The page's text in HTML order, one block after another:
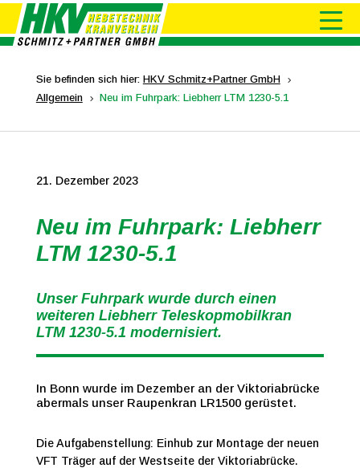
Sie befinden sich hier: HKV Schmitz+Partner GmbH 5
Allgemein 5 Neu im Fuhrpark: Liebherr LTM 1230-5.1
21. Dezember 2023
Neu im Fuhrpark: Liebherr
LTM 1230-5.1
Unser Fuhrpark wurde durch einen
weiteren Liebherr Teleskopmobilkran
LTM 1230-5.1 modernisiert.
In Bonn wurde im Dezember an der Viktoriabrücke
abermals unser Raupenkran LR1500 gerüstet.
Die Aufgabenstellung: Einhub zur Montage der neuen
VFT Träger auf der Westseite der Viktoriabrücke.